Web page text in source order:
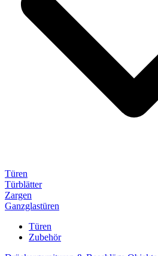
Türen
Türblätter
Zargen
Ganzglastüren
Türen
Zubehör